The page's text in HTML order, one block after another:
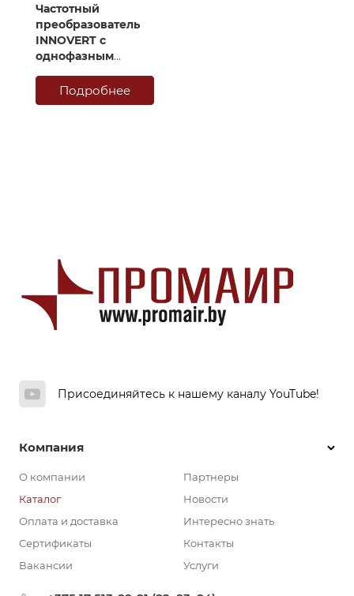
Частотный
преобразователь
INNOVERT с
однофазным
Подробнее
Присоединяйтесь к нашему каналу YouTube!
Компания
О компании
Каталог
Оплата и доставка
Сертификаты
Вакансии
Партнеры
Новости
Интересно знать
Контакты
Услуги